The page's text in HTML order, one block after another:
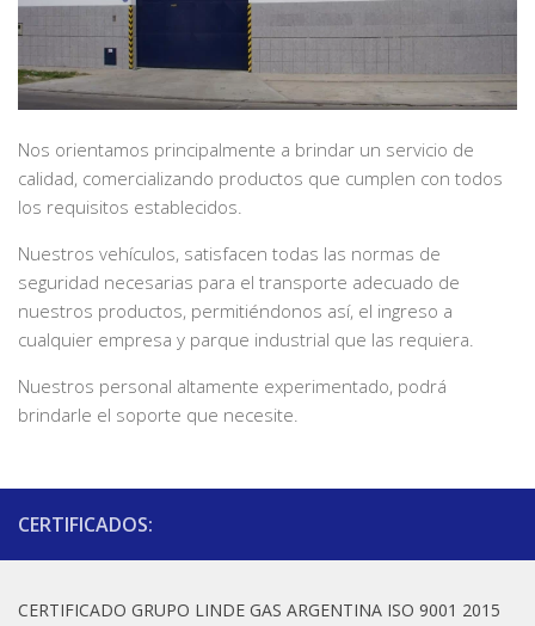
Nos orientamos principalmente a brindar un servicio de
calidad, comercializando productos que cumplen con todos
los requisitos establecidos.
Nuestros vehículos, satisfacen todas las normas de
seguridad necesarias para el transporte adecuado de
nuestros productos, permitiéndonos así, el ingreso a
cualquier empresa y parque industrial que las requiera.
Nuestros personal altamente experimentado, podrá
brindarle el soporte que necesite.
CERTIFICADOS:
CERTIFICADO GRUPO LINDE GAS ARGENTINA ISO 9001 2015